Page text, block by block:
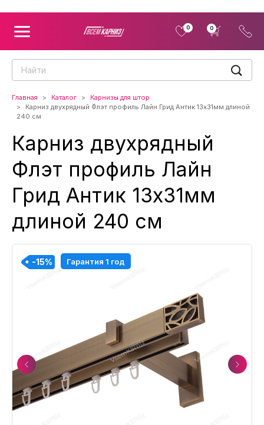
0 0
Главная Каталог
Карнизы для штор
Карниз двухрядный Флэт профиль Лайн Грид Антик 13x31мм длиной
240 см
Карниз двухрядный
Флэт профиль Лайн
Грид Антик 13x31мм
длиной 240 см
Previous
-15% Гарантия 1 год
-15%
-15%
-15%
Next